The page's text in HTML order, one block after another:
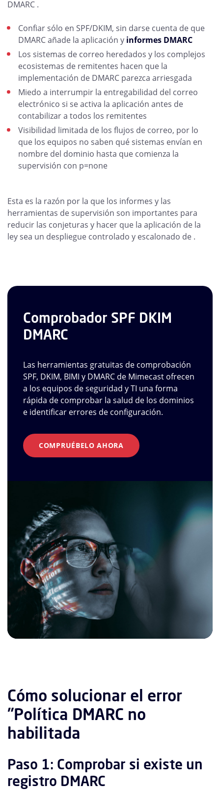
DMARC .
Confiar sólo en SPF/DKIM, sin darse cuenta de que
DMARC añade la aplicación y informes DMARC
Los sistemas de correo heredados y los complejos
ecosistemas de remitentes hacen que la
implementación de DMARC parezca arriesgada
Miedo a interrumpir la entregabilidad del correo
electrónico si se activa la aplicación antes de
contabilizar a todos los remitentes
Visibilidad limitada de los flujos de correo, por lo
que los equipos no saben qué sistemas envían en
nombre del dominio hasta que comienza la
supervisión con p=none
Esta es la razón por la que los informes y las
herramientas de supervisión son importantes para
reducir las conjeturas y hacer que la aplicación de la
ley sea un despliegue controlado y escalonado de .
Comprobador SPF DKIM
DMARC
Las herramientas gratuitas de comprobación
SPF, DKIM, BIMI y DMARC de Mimecast ofrecen
a los equipos de seguridad y TI una forma
rápida de comprobar la salud de los dominios
e identificar errores de configuración.
COMPRUÉBELO AHORA
Cómo solucionar el error
"Política DMARC no
habilitada
Paso 1: Comprobar si existe un
registro DMARC